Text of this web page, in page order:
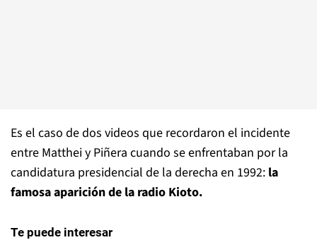
Es el caso de dos videos que recordaron el incidente
entre Matthei y Piñera cuando se enfrentaban por la
candidatura presidencial de la derecha en 1992: la
famosa aparición de la radio Kioto.
Te puede interesar